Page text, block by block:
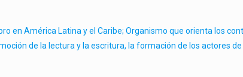
en América Latina y el Caribe; Organismo que orienta los
de la lectura y la escritura, la formación de los actores